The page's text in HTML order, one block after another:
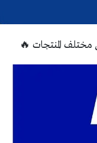
المنتجات 🔥